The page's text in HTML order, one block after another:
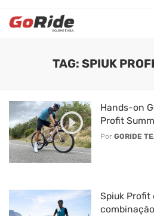
TAG: SPIUK
Hands-on
Profit
Por GORIDE
Spiuk Profit